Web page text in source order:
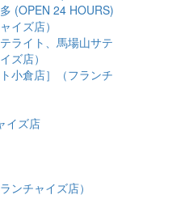
(OPEN 24 HOURS)
イズ店）
ライト、馬場山サテ
ズ店）
小倉店］（フランチ
イズ店
ンチャイズ店）